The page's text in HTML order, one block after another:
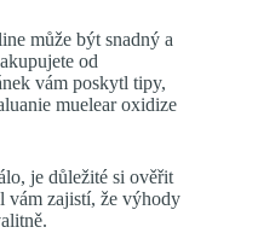
může být snadný a
od
vám poskytl tipy,
muelear oxidize
je důležité si ověřit
vám zajistí, že výhody